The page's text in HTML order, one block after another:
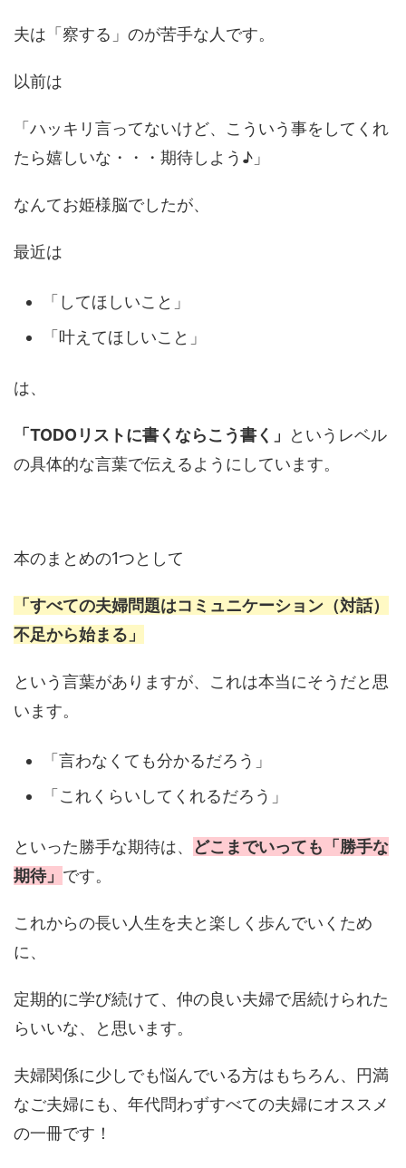
夫は「察する」のが苦手な人です。
以前は
「ハッキリ言ってないけど、こういう事をしてくれ
たら嬉しいな・・・期待しよう♪」
なんてお姫様脳でしたが、
最近は
「してほしいこと」
「叶えてほしいこと」
は、
「TODOリストに書くならこう書く」
というレベル
の具体的な言葉で伝えるようにしています。
本のまとめの1つとして
「すべての夫婦問題はコミュニケーション（対話）
不足から始まる」
という言葉がありますが、これは本当にそうだと思
います。
「言わなくても分かるだろう」
「これくらいしてくれるだろう」
といった勝手な期待は、
どこまでいっても「勝手な
期待」 です。
これからの長い人生を夫と楽しく歩んでいくため
に、
定期的に学び続けて、仲の良い夫婦で居続けられた
らいいな、と思います。
夫婦関係に少しでも悩んでいる方はもちろん、円満
なご夫婦にも、年代問わずすべての夫婦にオススメ
の一冊です！